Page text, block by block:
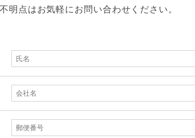
明点はお気軽にお問い合わせください。